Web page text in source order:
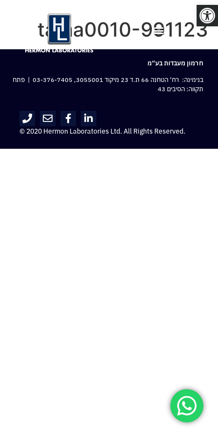
פתח סרגל נגישות
tama0010-991123
חרמון מעבדות בע“מ
בנימינה: רח‘ הטחנה 66 ת.ד 23 מיקוד 3055001,
03-376-7405 | פתח
תקווה: הסיבים 43
© 2020 Hermon Laboratories Ltd. All Rights Reserved.